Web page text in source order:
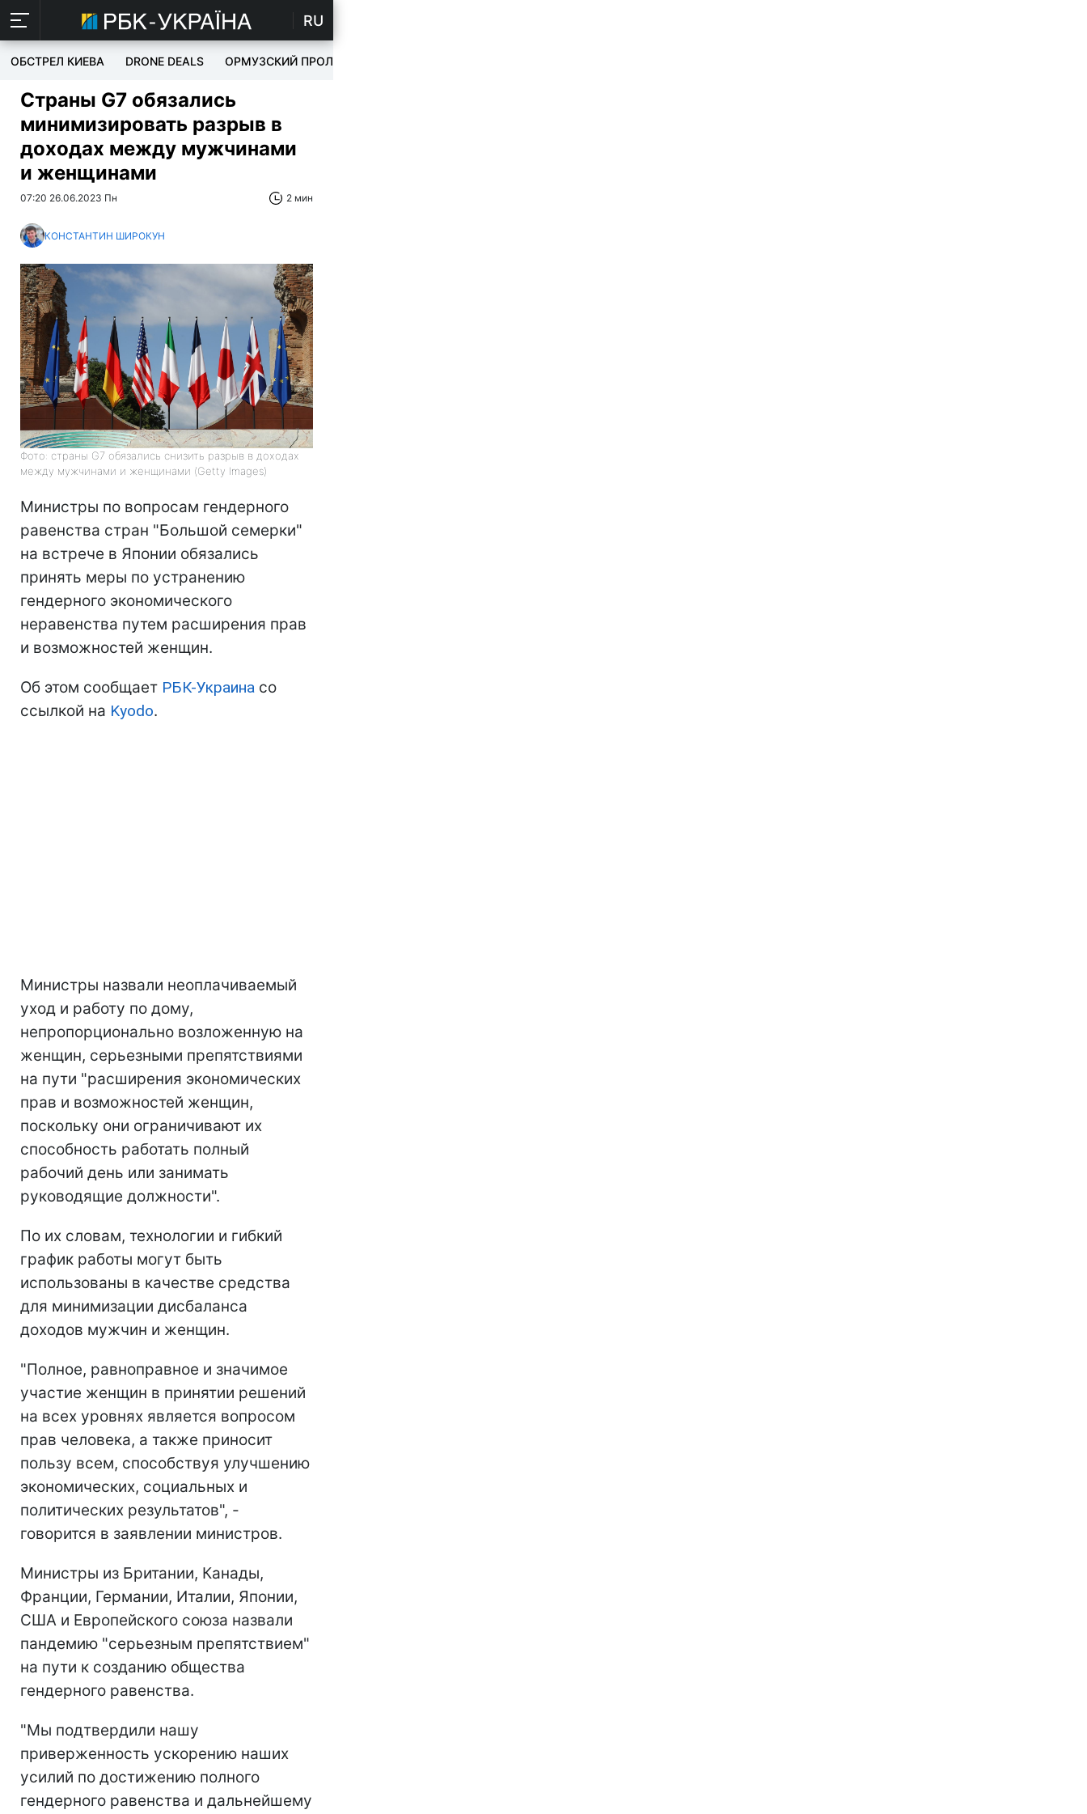
RU
ОБСТРЕЛ КИЕВА DRONE DEALS ОРМУЗСКИЙ ПРОЛИВ
Страны G7 обязались
минимизировать разрыв в
доходах между мужчинами
и женщинами
07:20 26.06.2023 Пн 2 мин
КОНСТАНТИН ШИРОКУН
Фото: страны G7 обязались снизить разрыв в доходах
между мужчинами и женщинами (Getty Images)
Министры по вопросам гендерного
равенства стран "Большой семерки"
на встрече в Японии обязались
принять меры по устранению
гендерного экономического
неравенства путем расширения прав
и возможностей женщин.
Об этом сообщает РБК-Украина со
ссылкой на Kyodo.
Министры назвали неоплачиваемый
уход и работу по дому,
непропорционально возложенную на
женщин, серьезными препятствиями
на пути "расширения экономических
прав и возможностей женщин,
поскольку они ограничивают их
способность работать полный
рабочий день или занимать
руководящие должности".
По их словам, технологии и гибкий
график работы могут быть
использованы в качестве средства
для минимизации дисбаланса
доходов мужчин и женщин.
"Полное, равноправное и значимое
участие женщин в принятии решений
на всех уровнях является вопросом
прав человека, а также приносит
пользу всем, способствуя улучшению
экономических, социальных и
политических результатов", -
говорится в заявлении министров.
Министры из Британии, Канады,
Франции, Германии, Италии, Японии,
США и Европейского союза назвали
пандемию "серьезным препятствием"
на пути к созданию общества
гендерного равенства.
"Мы подтвердили нашу
приверженность ускорению наших
усилий по достижению полного
гендерного равенства и дальнейшему